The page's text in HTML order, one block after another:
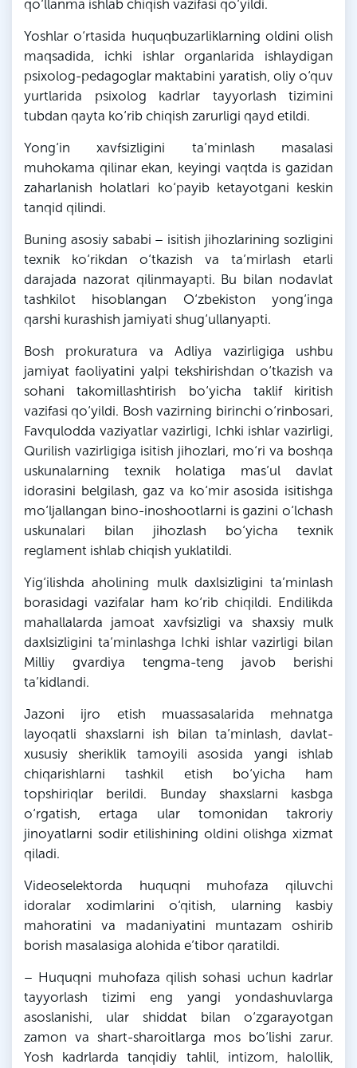
qo‘llanma ishlab chiqish vazifasi qo‘yildi.
Yoshlar o‘rtasida huquqbuzarliklarning oldini olish
maqsadida, ichki ishlar organlarida ishlaydigan
psixolog-pedagoglar maktabini yaratish, oliy o‘quv
yurtlarida psixolog kadrlar tayyorlash tizimini
tubdan qayta ko‘rib chiqish zarurligi qayd etildi.
Yong‘in xavfsizligini ta’minlash masalasi
muhokama qilinar ekan, keyingi vaqtda is gazidan
zaharlanish holatlari ko‘payib ketayotgani keskin
tanqid qilindi.
Buning asosiy sababi – isitish jihozlarining sozligini
texnik ko‘rikdan o‘tkazish va ta’mirlash etarli
darajada nazorat qilinmayapti. Bu bilan nodavlat
tashkilot hisoblangan O‘zbekiston yong‘inga
qarshi kurashish jamiyati shug‘ullanyapti.
Bosh prokuratura va Adliya vazirligiga ushbu
jamiyat faoliyatini yalpi tekshirishdan o‘tkazish va
sohani takomillashtirish bo‘yicha taklif kiritish
vazifasi qo‘yildi. Bosh vazirning birinchi o‘rinbosari,
Favqulodda vaziyatlar vazirligi, Ichki ishlar vazirligi,
Qurilish vazirligiga isitish jihozlari, mo‘ri va boshqa
uskunalarning texnik holatiga mas’ul davlat
idorasini belgilash, gaz va ko‘mir asosida isitishga
mo‘ljallangan bino-inoshootlarni is gazini o‘lchash
uskunalari bilan jihozlash bo‘yicha texnik
reglament ishlab chiqish yuklatildi.
Yig‘ilishda aholining mulk daxlsizligini ta’minlash
borasidagi vazifalar ham ko‘rib chiqildi. Endilikda
mahallalarda jamoat xavfsizligi va shaxsiy mulk
daxlsizligini ta’minlashga Ichki ishlar vazirligi bilan
Milliy gvardiya tengma-teng javob berishi
ta’kidlandi.
Jazoni ijro etish muassasalarida mehnatga
layoqatli shaxslarni ish bilan ta’minlash, davlat-
xususiy sheriklik tamoyili asosida yangi ishlab
chiqarishlarni tashkil etish bo‘yicha ham
topshiriqlar berildi. Bunday shaxslarni kasbga
o‘rgatish, ertaga ular tomonidan takroriy
jinoyatlarni sodir etilishining oldini olishga xizmat
qiladi.
Videoselektorda huquqni muhofaza qiluvchi
idoralar xodimlarini o‘qitish, ularning kasbiy
mahoratini va madaniyatini muntazam oshirib
borish masalasiga alohida e’tibor qaratildi.
– Huquqni muhofaza qilish sohasi uchun kadrlar
tayyorlash tizimi eng yangi yondashuvlarga
asoslanishi, ular shiddat bilan o‘zgarayotgan
zamon va shart-sharoitlarga mos bo‘lishi zarur.
Yosh kadrlarda tanqidiy tahlil, intizom, halollik,